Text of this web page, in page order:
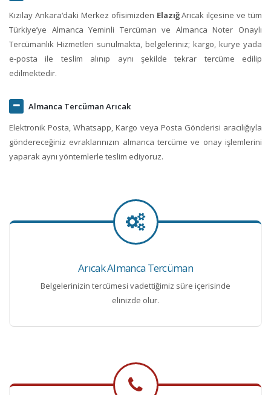
Kızılay Ankara‘daki Merkez ofisimizden ElazığArıcak ilçesine ve tüm
Türkiye’ye Almanca Yeminli Tercüman ve Almanca Noter Onaylı
Tercümanlık Hizmetleri sunulmakta, belgeleriniz; kargo, kurye yada
e-posta ile teslim alınıp aynı şekilde tekrar tercüme edilip
edilmektedir.
Almanca Tercüman Arıcak
Elektronik Posta, Whatsapp, Kargo veya Posta Gönderisi aracılığıyla
göndereceğiniz evraklarınızın almanca tercüme ve onay işlemlerini
yaparak aynı yöntemlerle teslim ediyoruz.
Arıcak Almanca Tercüman
Belgelerinizin tercümesi vadettiğimiz süre içerisinde
elinizde olur.